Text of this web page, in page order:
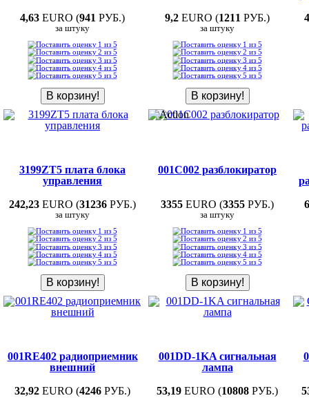
4,63 EURO (941 РУБ.)
за штуку
9,2 EURO (1211 РУБ.)
за штуку
3199ZT5 плата блока
управления
242,23 EURO (31236 РУБ.)
за штуку
001C002 разблокиратор
3355 EURO (3355 РУБ.)
за штуку
001RE402 радиоприемник
внешний
32,92 EURO (4246 РУБ.)
001DD-1KA cигнальная
лампа
53,19 EURO (10808 РУБ.)